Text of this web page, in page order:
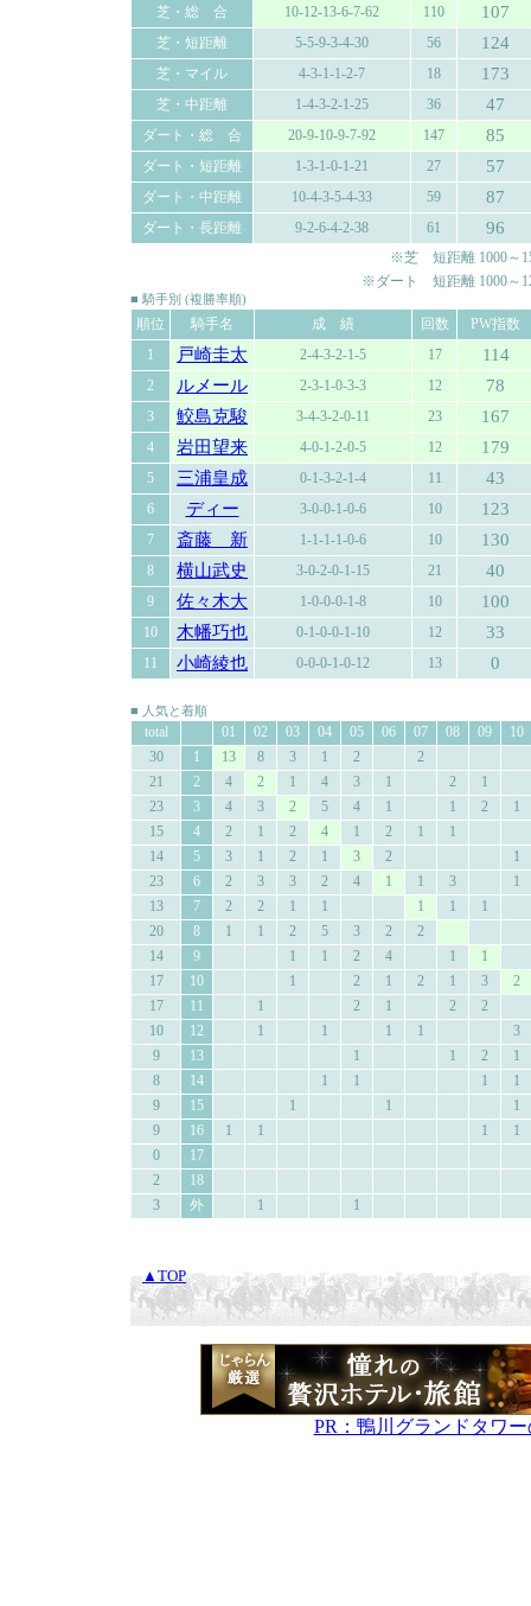
芝・総 合
10-12-13-6-7-62 110 107
芝・短距離 5-5-9-3-4-30 56 124
芝・マイル 4-3-1-1-2-7 18 173
芝・中距離 1-4-3-2-1-25 36 47
ダート・総 合 20-9-10-9-7-92 147 85
ダート・短距離 1-3-1-0-1-21 27 57
ダート・中距離 10-4-3-5-4-33 59 87
ダート・長距離 9-2-6-4-2-38 61 96
※芝 短距離 1000～
※ダート 短距離 1000～
■ 騎手別 (複勝率順)
順位 騎手名 成 績 回数
PW指数
1
戸崎圭太 2-4-3-2-1-5 17 114
2 ルメール 2-3-1-0-3-3 12 78
3 鮫島克駿 3-4-3-2-0-11 23 167
4 岩田望来 4-0-1-2-0-5 12 179
5 三浦皇成 0-1-3-2-1-4 11 43
6 ディー 3-0-0-1-0-6 10 123
7 斎藤 新 1-1-1-1-0-6 10 130
8 横山武史 3-0-2-0-1-15 21 40
9 佐々木大 1-0-0-0-1-8 10 100
10 木幡巧也 0-1-0-0-1-10 12 33
11 小崎綾也 0-0-0-1-0-12 13 0
■ 人気と着順
total 01 02 03 04 05 06 07 08 09
10
30
1 13 8 3 1 2
2
21
2 4 2 1 4 3 1 2
1
23
3 4 3 2 5 4 1 1 2
1
15
4 2 1 2 4 1 2 1
1
14
5 3 1 2 1 3 2
1
23
6 2 3 3 2 4 1 1 3
1
13
7 2 2 1 1 1 1
1
20
8 1 1 2 5 3 2
2
14
9 1 1 2 4 1
1
17
10 1 2 1 2 1 3
2
17
11 1 2 1 2
2
10
12 1 1 1 1
3
9
13 1 1 2
1
8
14 1 1 1
1
9
15 1 1
1
9
16 1 1 1
1
0
17
2
18
3
外 1 1
▲TOP
PR：鴨川グランドタワ